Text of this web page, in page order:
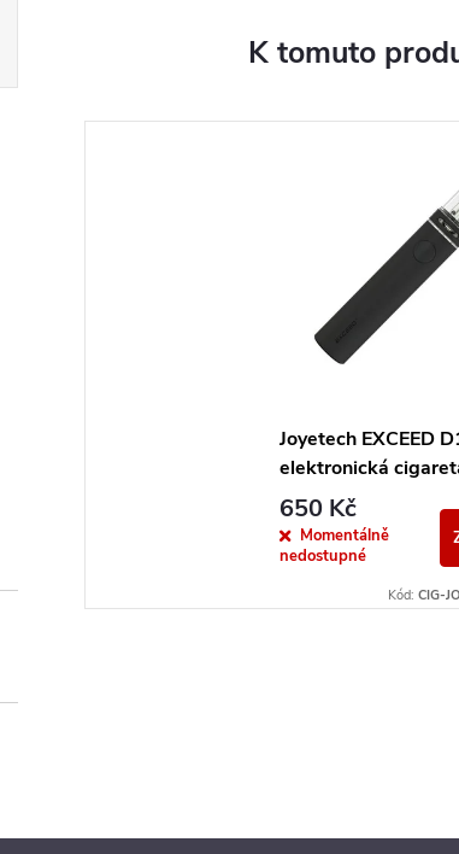
K tomuto
Joyetech EXCEED
elektronická
1500mAh Black
650 Kč
Momentálně
nedostupné
Kód: CIG-